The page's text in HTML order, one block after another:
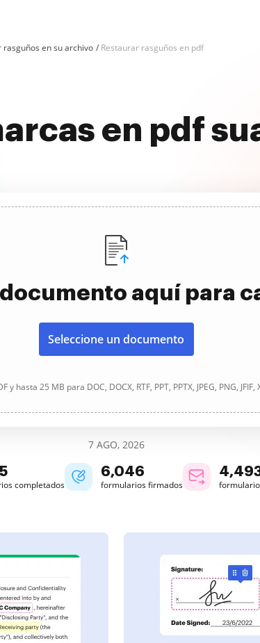
rasguños en su archivo Restaurar rasguños en pdf
en pdf
aquí para
Seleccione un documento
y hasta 25 MB para DOC, DOCX, RTF, PPT, PPTX, JPEG, PNG, JFIF,
7 AGO, 2026
completados
6,046
formularios firmados